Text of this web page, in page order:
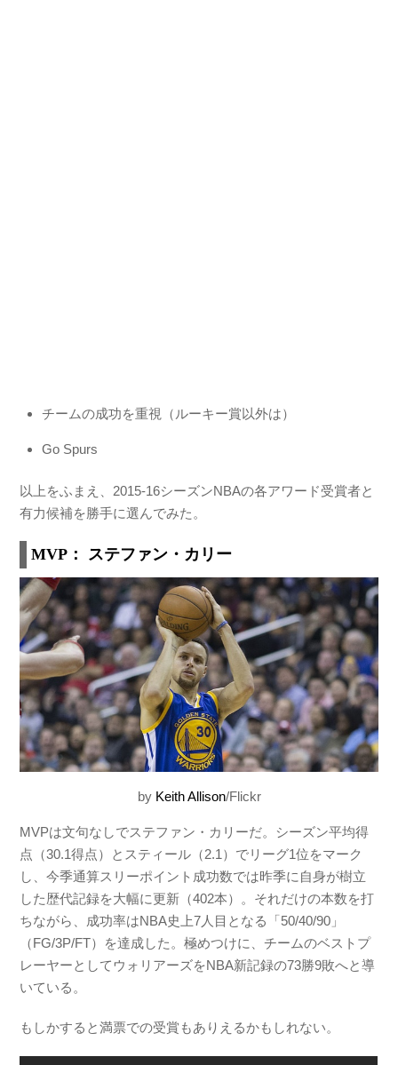
チームの成功を重視（ルーキー賞以外は）
Go Spurs
以上をふまえ、2015-16シーズンNBAの各アワード受賞者と
有力候補を勝手に選んでみた。
MVP： ステファン・カリー
by Keith Allison/Flickr
MVPは文句なしでステファン・カリーだ。シーズン平均得
点（30.1得点）とスティール（2.1）でリーグ1位をマーク
し、今季通算スリーポイント成功数では昨季に自身が樹立
した歴代記録を大幅に更新（402本）。それだけの本数を打
ちながら、成功率はNBA史上7人目となる「50/40/90」
（FG/3P/FT）を達成した。極めつけに、チームのベストプ
レーヤーとしてウォリアーズをNBA新記録の73勝9敗へと導
いている。
もしかすると満票での受賞もありえるかもしれない。